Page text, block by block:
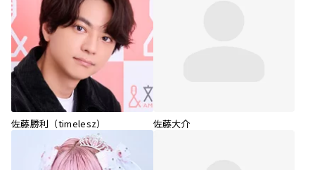
佐藤勝利（timelesz） 佐藤大介